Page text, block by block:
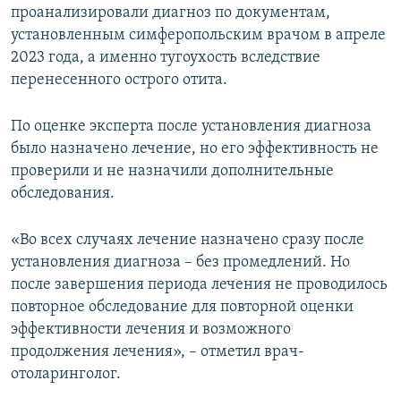
проанализировали диагноз по документам,
установленным симферопольским врачом в апреле
2023 года, а именно тугоухость вследствие
перенесенного острого отита.
По оценке эксперта после установления диагноза
было назначено лечение, но его эффективность не
проверили и не назначили дополнительные
обследования.
«Во всех случаях лечение назначено сразу после
установления диагноза – без промедлений. Но
после завершения периода лечения не проводилось
повторное обследование для повторной оценки
эффективности лечения и возможного
продолжения лечения», – отметил врач-
отоларинголог.